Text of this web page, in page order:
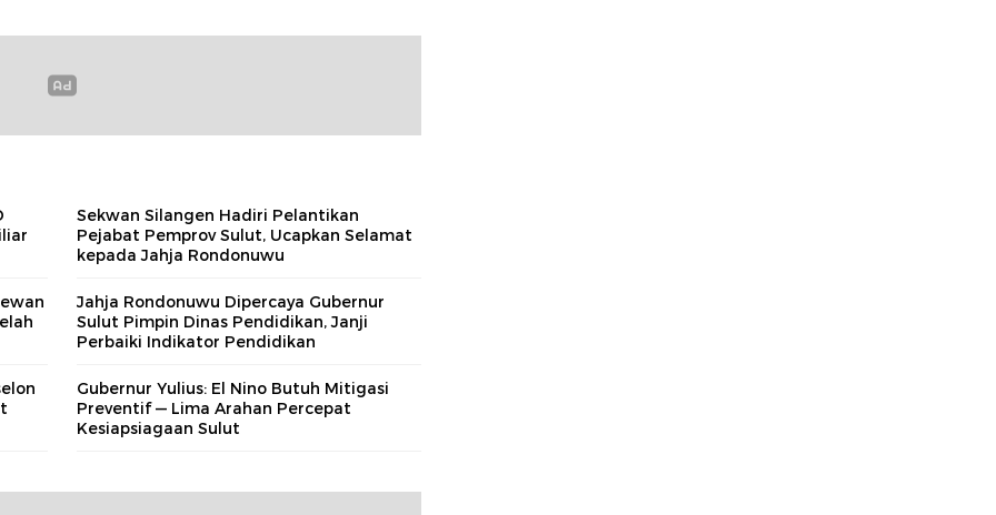
Sekwan Silangen Hadiri Pelantikan
Pejabat Pemprov Sulut, Ucapkan Selamat
kepada Jahja Rondonuwu
Jahja Rondonuwu Dipercaya Gubernur
Sulut Pimpin Dinas Pendidikan, Janji
Perbaiki Indikator Pendidikan
Gubernur Yulius: El Nino Butuh Mitigasi
Preventif — Lima Arahan Percepat
Kesiapsiagaan Sulut